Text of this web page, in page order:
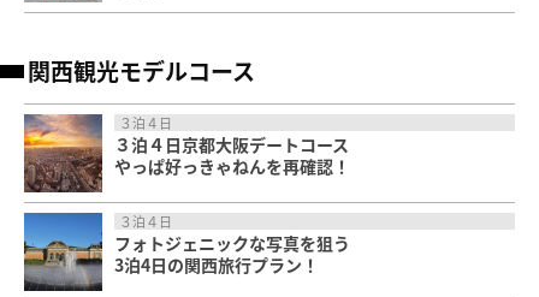
関西観光モデルコース
３泊４日
３泊４日京都大阪デートコース
やっぱ好っきゃねんを再確認！
３泊４日
フォトジェニックな写真を狙う
3泊4日の関西旅行プラン！